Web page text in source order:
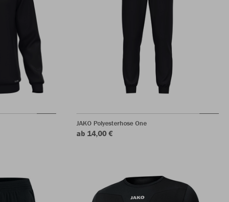
JAKO Polyesterhose One
ab 14,00 €